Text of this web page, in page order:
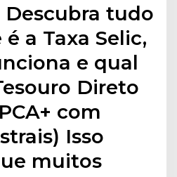
Descubra tudo
a Taxa Selic,
e qual
Direto
com
Isso
muitos